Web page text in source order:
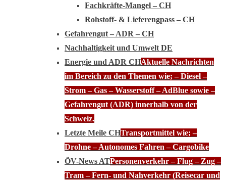
Fachkräfte-Mangel – CH
Rohstoff- & Lieferengpass – CH
Gefahrengut – ADR – CH
Nachhaltigkeit und Umwelt DE
Energie und ADR CHAktuelle Nachrichten
im Bereich zu den Themen wie; – Diesel –
Strom – Gas – Wasserstoff – AdBlue sowie –
Gefahrengut (ADR) innerhalb von der
Schweiz.
Letzte Meile CHTransportmittel wie; –
Drohne – Autonomes Fahren – Cargobike
ÖV-News ATPersonenverkehr – Flug – Zug –
Tram – Fern- und Nahverkehr (Reisecar und